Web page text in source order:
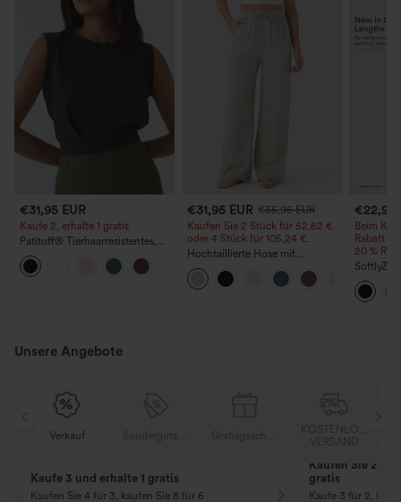
€31,95 EUR
Kaufe 2, erhalte 1 gratis
Patitoff® Tierhaarresistentes,
kurz geschnittenes, ärmelloses
Yoga-Tanktop mit
Rundhalsausschnitt
€31,95 EUR €35,95 EUR
Kaufen Sie 2 Stück für 52,62 €
oder 4 Stück für 105,24 €.
Hochtaillierte Hose mit
Kordelzug und Taschen, weitem
Bein, lässig und locker in
Leinenoptik
€22,95
Beim
Rabatt |
20 %
Tanktop
Unsere Angebote
Verkauf
Kaufe 3 und erhalte 1 gratis
Kaufen Sie 4 für 3, kaufen Sie 8 für 6
Kaufen Sie 2
gratis
Kaufe 3 für 2,